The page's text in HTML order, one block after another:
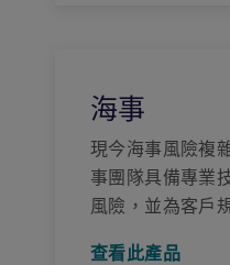
海事
現今海事風險複
事團隊具備專業
風險，並為客戶
查看此產品